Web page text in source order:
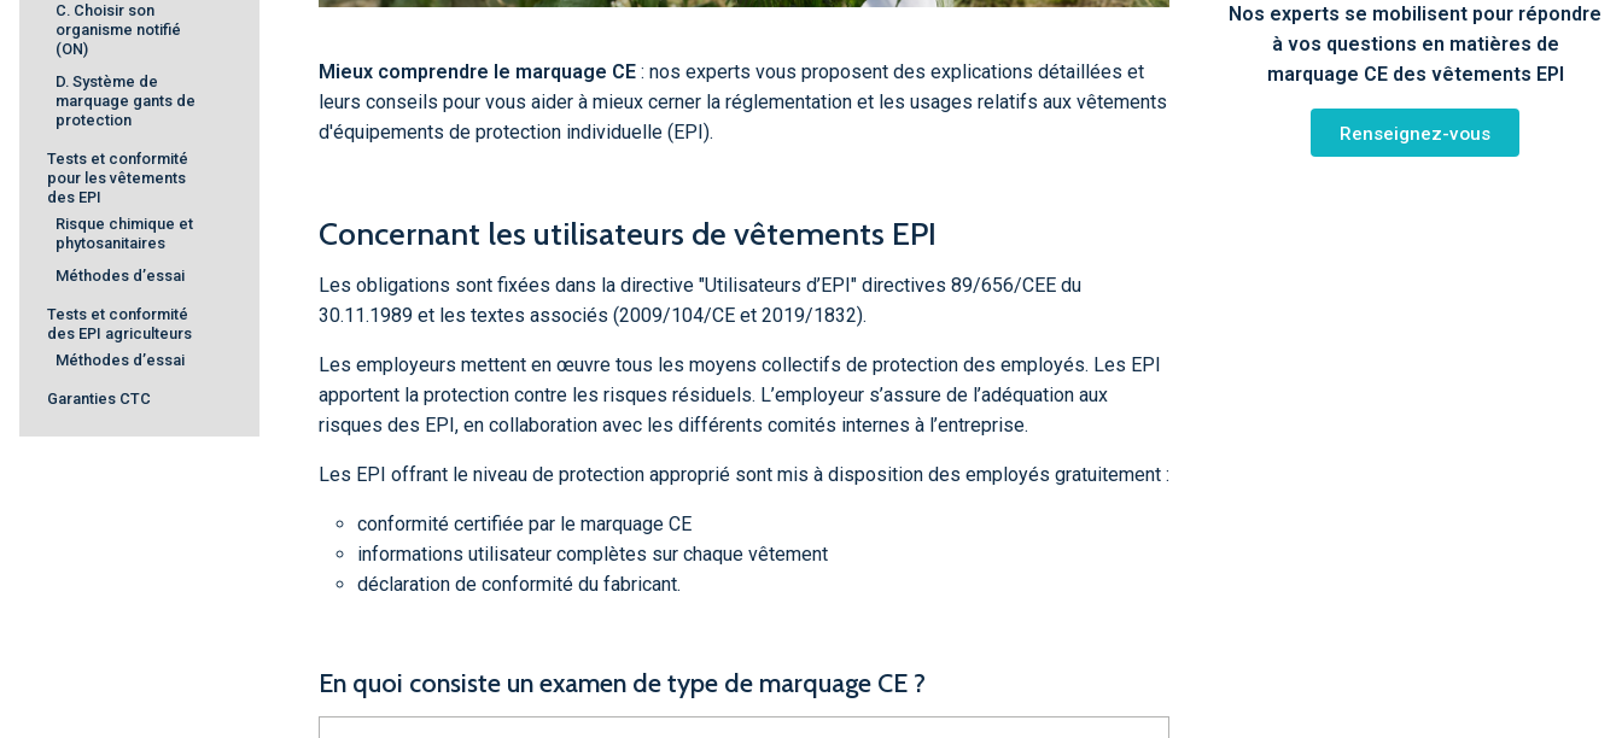
C. Choisir son
organisme notifié
(ON)
D. Système de
marquage gants de
protection
Tests et conformité
pour les vêtements
des EPI
Risque chimique et
phytosanitaires
Méthodes d’essai
Tests et conformité
des EPI agriculteurs
Méthodes d’essai
Garanties CTC
Mieux comprendre le marquage CE: nos experts vous proposent des explications détaillées et
leurs conseils pour vous aider à mieux cerner la réglementation et les usages relatifs aux vêtements
d'équipements de protection individuelle (EPI).
Concernant les utilisateurs de vêtements EPI
Les obligations sont fixées dans la directive "Utilisateurs d’EPI" directives 89/656/CEE du
30.11.1989 et les textes associés (2009/104/CE et 2019/1832).
Les employeurs mettent en œuvre tous les moyens collectifs de protection des employés. Les EPI
apportent la protection contre les risques résiduels. L’employeur s’assure de l’adéquation aux
risques des EPI, en collaboration avec les différents comités internes à l’entreprise.
Les EPI offrant le niveau de protection approprié sont mis à disposition des employés gratuitement :
conformité certifiée par le marquage CE
informations utilisateur complètes sur chaque vêtement
déclaration de conformité du fabricant.
En quoi consiste un examen de type de marquage CE ?
Nos experts se mobilisent pour répondre
à vos questions en matières de
marquage CE des vêtements EPI
Renseignez-vous